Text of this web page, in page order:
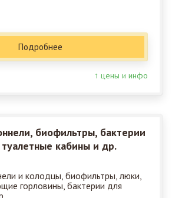
Подробнее
↑ цены и инфо
биофильтры, бактерии
кабины и др.
и колодцы, биофильтры, люки,
горловины, бактерии для